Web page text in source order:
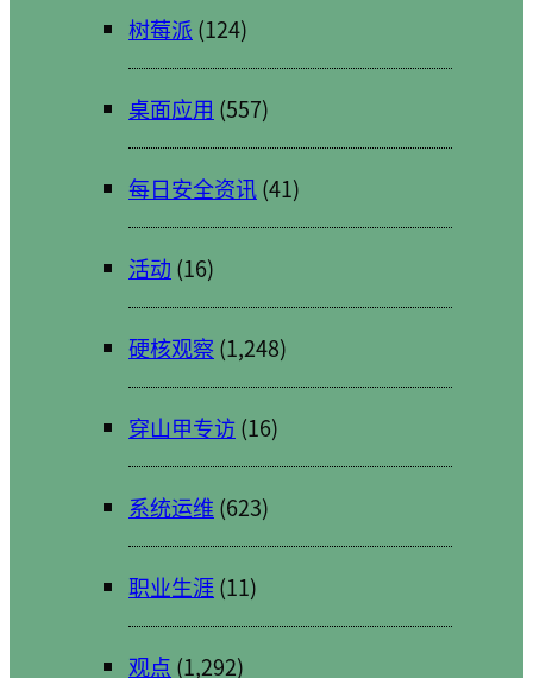
树莓派 (124)
桌面应用 (557)
每日安全资讯(41)
活动 (16)
硬核观察 (1,248)
穿山甲专访(16)
系统运维 (623)
职业生涯(11)
观点 (1,292)